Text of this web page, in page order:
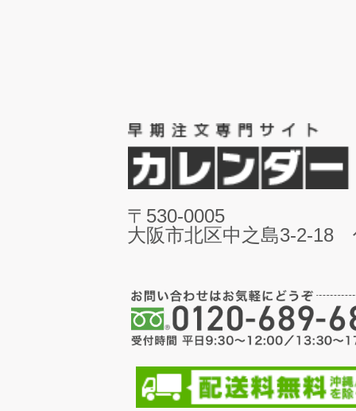
〒530-0005
大阪市北区中之島3-2-18